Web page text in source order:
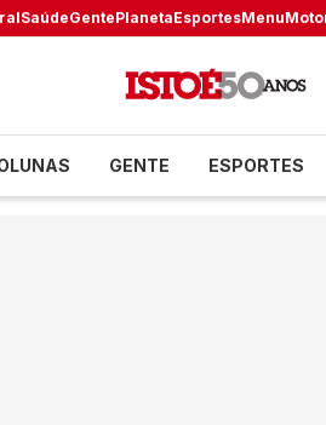
SaúdeGentePlanetaEsportesMenu
GENTE ESPORTES